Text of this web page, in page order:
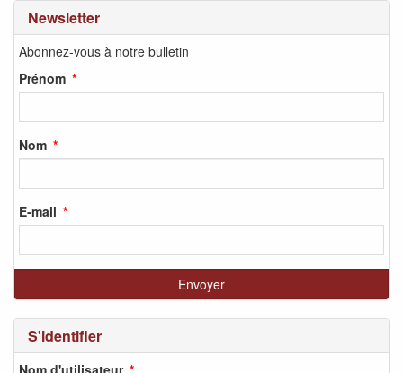
Newsletter
Abonnez-vous à notre bulletin
Prénom
Nom
E-mail
S'identifier
Nom d'utilisateur